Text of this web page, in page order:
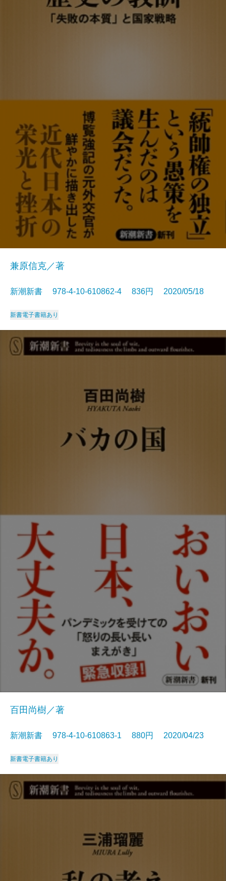
兼原信克／著
新潮新書 978-4-10-610862-4 836円 2020/05/18
新書電子書籍あり
百田尚樹／著
新潮新書 978-4-10-610863-1 880円 2020/04/23
新書電子書籍あり